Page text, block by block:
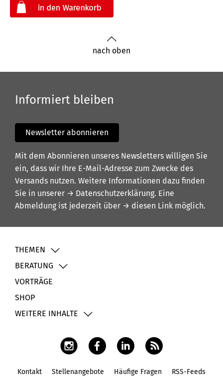
nach oben
Informiert bleiben
Newsletter abonnieren
Mit dem Abonnieren unseres Newsletters willigen Sie
ein, dass wir Ihre E-Mail-Adresse zum Zwecke des
Versands nutzen. Weitere Informationen dazu finden
Sie in unserer → Datenschutzerklärung. Eine
Abmeldung ist jederzeit über → diesen Link möglich.
THEMEN
BERATUNG
VORTRÄGE
SHOP
WEITERE INHALTE
Kontakt Stellenangebote Häufige Fragen RSS-Feeds